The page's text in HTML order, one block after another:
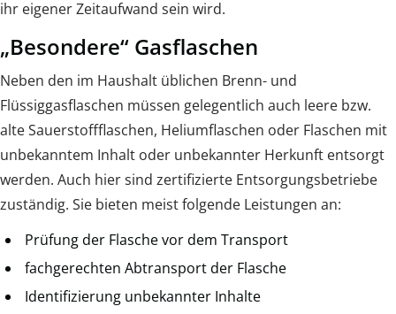
ihr eigener Zeitaufwand sein wird.
„Besondere“ Gasflaschen
Neben den im Haushalt üblichen Brenn- und
Flüssiggasflaschen müssen gelegentlich auch leere bzw.
alte Sauerstoffflaschen, Heliumflaschen oder Flaschen mit
unbekanntem Inhalt oder unbekannter Herkunft entsorgt
werden. Auch hier sind zertifizierte Entsorgungsbetriebe
zuständig. Sie bieten meist folgende Leistungen an:
Prüfung der Flasche vor dem Transport
fachgerechten Abtransport der Flasche
Identifizierung unbekannter Inhalte